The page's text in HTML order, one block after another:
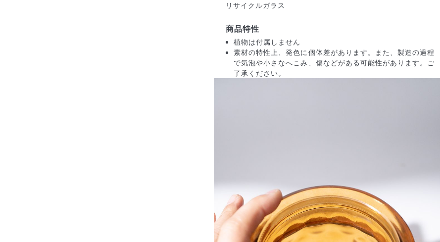
もし届いたお花に「枯れている」「折れている」などの不備が
あった場合は、些細なことでもお気軽にサポートまでご連絡く
ださい。ご返金にて補償いたします。
写真と同じものが届く？
商品ページに掲載している写真は、実際にお届けする商品を撮
影したものです。お花は生き物なので、どうしても色味やサイ
リサイクルガラス
商品特性
植物は付属しません
素材の特性上、発色に個体差があります。また、製造の過程
で気泡や小さなへこみ、傷などがある可能性があります。ご
了承ください。